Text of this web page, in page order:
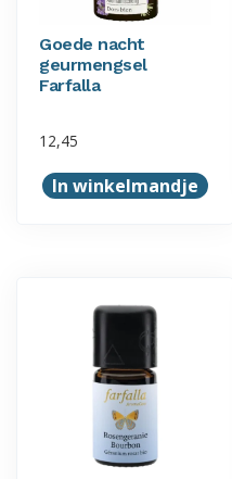
Goede nacht
geurmengsel
Farfalla
12,45
In winkelmandje